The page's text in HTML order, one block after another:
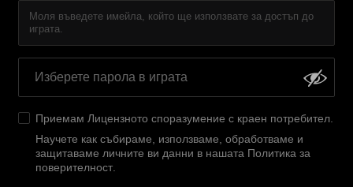
Моля въведете имейла, който ще използвате за достъп до
играта.
Приемам Лицензното споразумение с краен потребител
Научете как събираме, използваме, обработваме и
защитаваме личните ви данни в нашата Политика за
поверителност